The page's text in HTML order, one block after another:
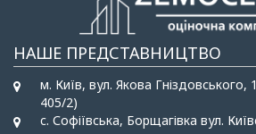
НАШЕ ПРЕДСТАВНИЦТВО
м. Київ, вул. Якова Гніздовського,
405/2)
c. Софіївська, Борщагівка вул.